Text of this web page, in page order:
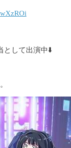
として出演中⬇️